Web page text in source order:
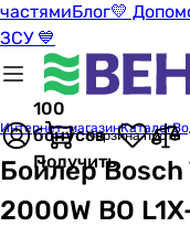
частямиБлог💛
ЗСУ 💙
100
бонусов
Получить
Корзина пуста
Интернет-магазинКаталог
Бойлер
2000W BO